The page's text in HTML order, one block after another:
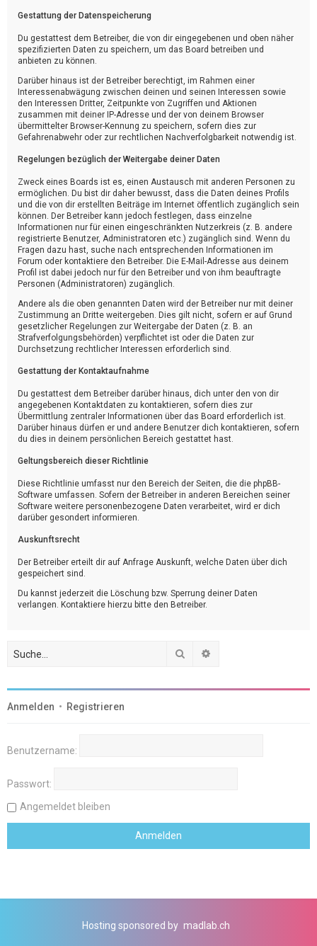
Gestattung der Datenspeicherung
Du gestattest dem Betreiber, die von dir eingegebenen und oben näher
spezifizierten Daten zu speichern, um das Board betreiben und
anbieten zu können.
Darüber hinaus ist der Betreiber berechtigt, im Rahmen einer
Interessenabwägung zwischen deinen und seinen Interessen sowie
den Interessen Dritter, Zeitpunkte von Zugriffen und Aktionen
zusammen mit deiner IP-Adresse und der von deinem Browser
übermittelter Browser-Kennung zu speichern, sofern dies zur
Gefahrenabwehr oder zur rechtlichen Nachverfolgbarkeit notwendig ist.
Regelungen bezüglich der Weitergabe deiner Daten
Zweck eines Boards ist es, einen Austausch mit anderen Personen zu
ermöglichen. Du bist dir daher bewusst, dass die Daten deines Profils
und die von dir erstellten Beiträge im Internet öffentlich zugänglich sein
können. Der Betreiber kann jedoch festlegen, dass einzelne
Informationen nur für einen eingeschränkten Nutzerkreis (z. B. andere
registrierte Benutzer, Administratoren etc.) zugänglich sind. Wenn du
Fragen dazu hast, suche nach entsprechenden Informationen im
Forum oder kontaktiere den Betreiber. Die E-Mail-Adresse aus deinem
Profil ist dabei jedoch nur für den Betreiber und von ihm beauftragte
Personen (Administratoren) zugänglich.
Andere als die oben genannten Daten wird der Betreiber nur mit deiner
Zustimmung an Dritte weitergeben. Dies gilt nicht, sofern er auf Grund
gesetzlicher Regelungen zur Weitergabe der Daten (z. B. an
Strafverfolgungsbehörden) verpflichtet ist oder die Daten zur
Durchsetzung rechtlicher Interessen erforderlich sind.
Gestattung der Kontaktaufnahme
Du gestattest dem Betreiber darüber hinaus, dich unter den von dir
angegebenen Kontaktdaten zu kontaktieren, sofern dies zur
Übermittlung zentraler Informationen über das Board erforderlich ist.
Darüber hinaus dürfen er und andere Benutzer dich kontaktieren, sofern
du dies in deinem persönlichen Bereich gestattet hast.
Geltungsbereich dieser Richtlinie
Diese Richtlinie umfasst nur den Bereich der Seiten, die die phpBB-
Software umfassen. Sofern der Betreiber in anderen Bereichen seiner
Software weitere personenbezogene Daten verarbeitet, wird er dich
darüber gesondert informieren.
Auskunftsrecht
Der Betreiber erteilt dir auf Anfrage Auskunft, welche Daten über dich
gespeichert sind.
Du kannst jederzeit die Löschung bzw. Sperrung deiner Daten
verlangen. Kontaktiere hierzu bitte den Betreiber.
Suche
Anmelden • Registrieren
Benutzername:
Passwort:
Angemeldet bleiben
Hosting sponsored by madlab.ch